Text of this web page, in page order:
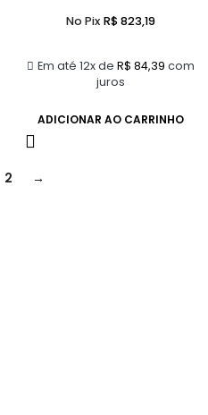
Em até 12x de R$ 84,39 com
juros
No Pix R$823,19
ADICIONAR AO CARRINHO
2 →